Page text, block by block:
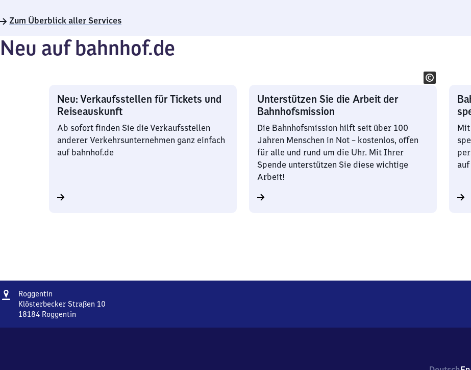
22
Zum Überblick aller Services
Neu auf bahnhof.de
Neu: Verkaufsstellen für Tickets und
Reiseauskunft
Ab sofort finden Sie die Verkaufsstellen
anderer Verkehrsunternehmen ganz einfach
auf bahnhof.de
Unterstützen Sie die Arbeit der
Bahnhofsmission
Die Bahnhofsmission hilft seit über 100
Jahren Menschen in Not – kostenlos, offen
für alle und rund um die Uhr. Mit Ihrer
Spende unterstützen Sie diese wichtige
Arbeit!
Mit
Adresse
Roggentin
Klösterbecker Straßen 10
18184 Roggentin